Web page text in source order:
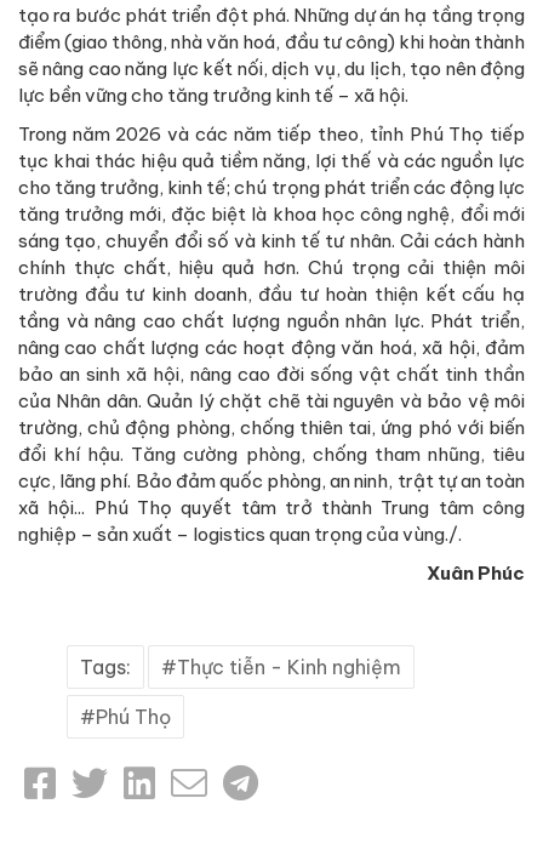
tạo ra bước phát triển đột phá. Những dự án hạ tầng trọng
điểm (giao thông, nhà văn hoá, đầu tư công) khi hoàn thành
sẽ nâng cao năng lực kết nối, dịch vụ, du lịch, tạo nên động
lực bền vững cho tăng trưởng kinh tế – xã hội.
Trong năm 2026 và các năm tiếp theo, tỉnh Phú Thọ tiếp
tục khai thác hiệu quả tiềm năng, lợi thế và các nguồn lực
cho tăng trưởng, kinh tế; chú trọng phát triển các động lực
tăng trưởng mới, đặc biệt là khoa học công nghệ, đổi mới
sáng tạo, chuyển đổi số và kinh tế tư nhân. Cải cách hành
chính thực chất, hiệu quả hơn. Chú trọng cải thiện môi
trường đầu tư kinh doanh, đầu tư hoàn thiện kết cấu hạ
tầng và nâng cao chất lượng nguồn nhân lực. Phát triển,
nâng cao chất lượng các hoạt động văn hoá, xã hội, đảm
bảo an sinh xã hội, nâng cao đời sống vật chất tinh thần
của Nhân dân. Quản lý chặt chẽ tài nguyên và bảo vệ môi
trường, chủ động phòng, chống thiên tai, ứng phó với biến
đổi khí hậu. Tăng cường phòng, chống tham nhũng, tiêu
cực, lãng phí. Bảo đảm quốc phòng, an ninh, trật tự an toàn
xã hội... Phú Thọ quyết tâm trở thành Trung tâm công
nghiệp – sản xuất – logistics quan trọng của vùng./.
Xuân Phúc
Tags: Thực tiễn - Kinh nghiệm
Phú Thọ